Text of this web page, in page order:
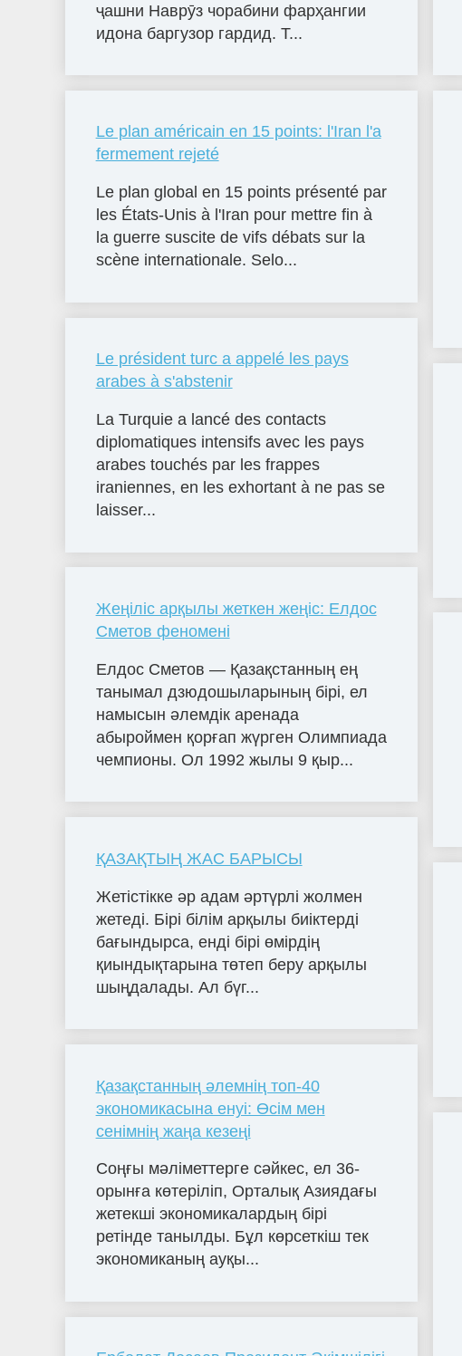
ҷашни Наврӯз чорабини фарҳангии
идона баргузор гардид. Т...
Le plan américain en 15 points: l'Iran l'a
fermement rejeté
Le plan global en 15 points présenté par
les États-Unis à l'Iran pour mettre fin à
la guerre suscite de vifs débats sur la
scène internationale. Selo...
Le président turc a appelé les pays
arabes à s'abstenir
La Turquie a lancé des contacts
diplomatiques intensifs avec les pays
arabes touchés par les frappes
iraniennes, en les exhortant à ne pas se
laisser...
Жеңіліс арқылы жеткен жеңіс: Елдос
Сметов феномені
Елдос Сметов — Қазақстанның ең
танымал дзюдошыларының бірі, ел
намысын әлемдік аренада
абыроймен қорғап жүрген Олимпиада
чемпионы. Ол 1992 жылы 9 қыр...
ҚАЗАҚТЫҢ ЖАС БАРЫСЫ
Жетістікке әр адам әртүрлі жолмен
жетеді. Бірі білім арқылы биіктерді
бағындырса, енді бірі өмірдің
қиындықтарына төтеп беру арқылы
шыңдалады. Ал бүг...
Қазақстанның әлемнің топ-40
экономикасына енуі: Өсім мен
сенімнің жаңа кезеңі
Соңғы мәліметтерге сәйкес, ел 36-
орынға көтеріліп, Орталық Азиядағы
жетекші экономикалардың бірі
ретінде танылды. Бұл көрсеткіш тек
экономиканың ауқы...